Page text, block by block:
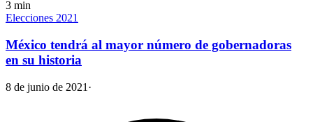
3 min
Elecciones 2021
México tendrá al mayor número de gobernadoras
en su historia
8 de junio de 2021 ·